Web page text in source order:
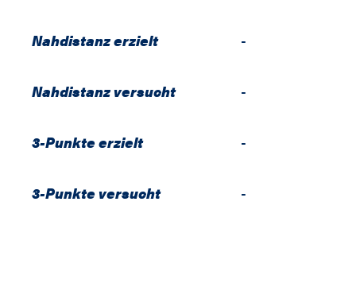
Nahdistanz erzielt -
Nahdistanz versucht -
3-Punkte erzielt -
3-Punkte versucht -